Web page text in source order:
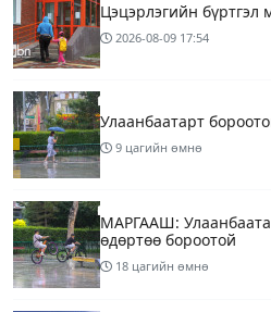
Цэцэрлэгийн бүртгэл
2026-08-09 17:54
Улаанбаатарт
9 цагийн өмнө
МАРГААШ:
өдөртөө бороотой
18 цагийн өмнө